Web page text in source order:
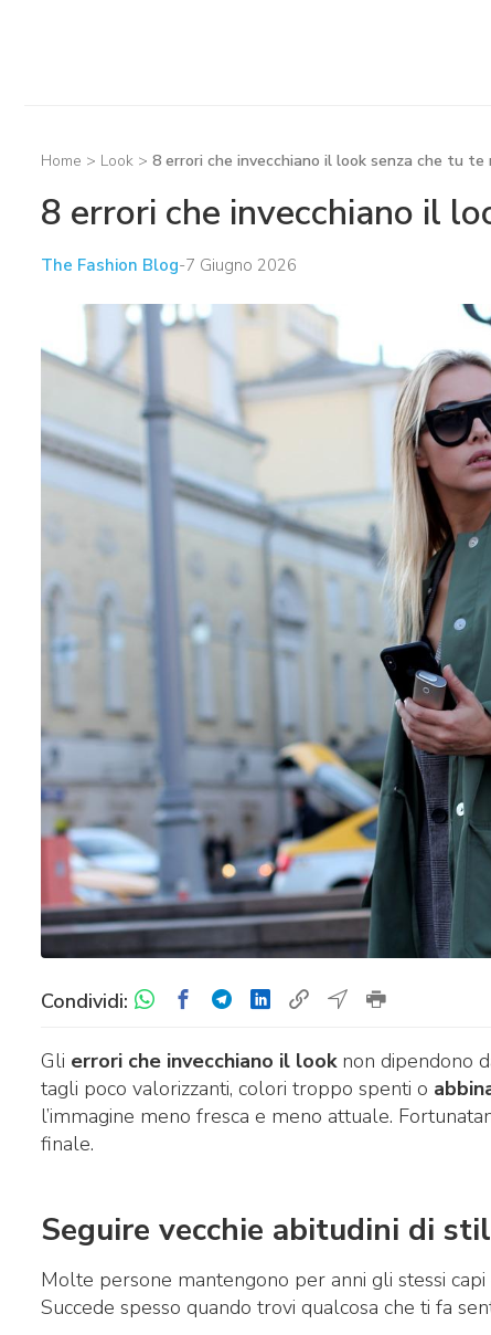
Home > Look > 8 errori che invecchiano il look senza che tu te
8 errori che invecchiano il
The Fashion Blog-7 Giugno 2026
Condividi:
Gli errori che invecchiano il looknon dipendono
tagli poco valorizzanti, colori troppo spenti o
l’immagine meno fresca e meno attuale.
finale.
Seguire vecchie abitudini di
Molte persone mantengono per anni gli stessi
Succede spesso quando trovi qualcosa che ti fa